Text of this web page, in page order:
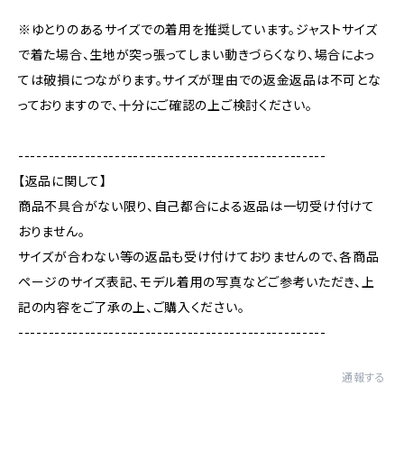
※ゆとりのあるサイズでの着用を推奨しています。ジャストサイズ
で着た場合、生地が突っ張ってしまい動きづらくなり、場合によっ
ては破損につながります。サイズが理由での返金返品は不可とな
っておりますので、十分にご確認の上ご検討ください。
---------------------------------------------------
【返品に関して】
商品不具合がない限り、自己都合による返品は一切受け付けて
おりません。
サイズが合わない等の返品も受け付けておりませんので、各商品
ページのサイズ表記、モデル着用の写真などご参考いただき、上
記の内容をご了承の上、ご購入ください。
---------------------------------------------------
通報する